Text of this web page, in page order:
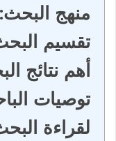
منهج البحث:
تقسيم
أهم نتائج
توصيات
لقراءة